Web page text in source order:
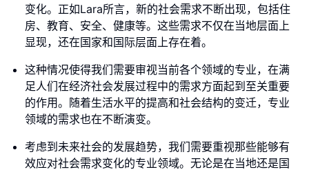
变化。正如Lara所言，新的社会需求不断出现，包括住
房、教育、安全、健康等。这些需求不仅在当地层面上
显现，还在国家和国际层面上存在着。
这种情况使得我们需要审视当前各个领域的专业，在满
足人们在经济社会发展过程中的需求方面起到至关重要
的作用。随着生活水平的提高和社会结构的变迁，专业
领域的需求也在不断演变。
考虑到未来社会的发展趋势，我们需要重视那些能够有
效应对社会需求变化的专业领域。无论是在当地还是国